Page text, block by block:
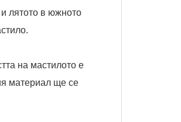
лятото в южното
на мастилото е
материал ще се